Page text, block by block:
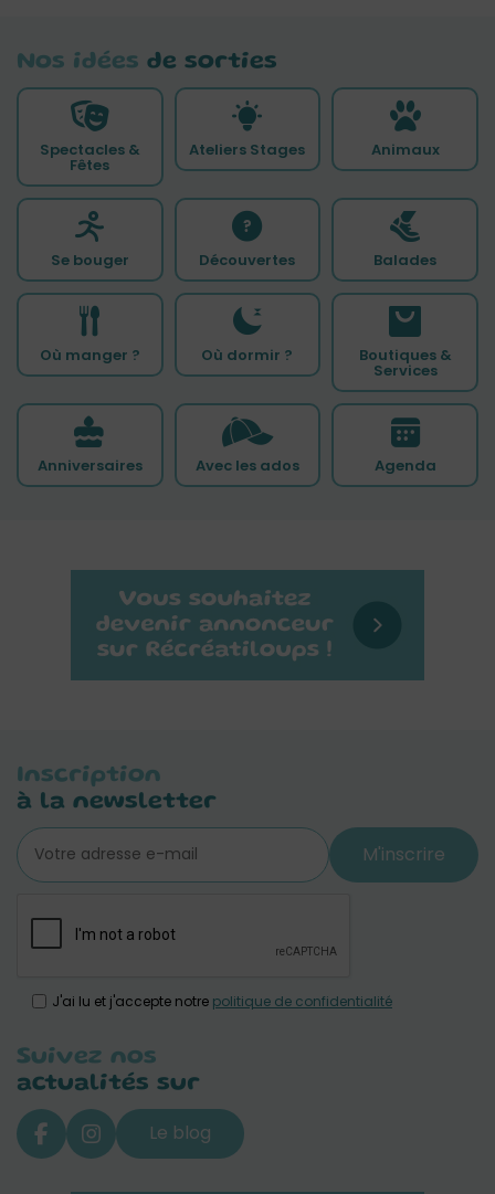
Nos idées de sorties
Spectacles &
Fêtes
Ateliers Stages Animaux
Se bouger Découvertes Balades
Où manger ? Où dormir ? Boutiques &
Services
Anniversaires Avec les ados Agenda
Inscription
à la newsletter
M'inscrire
J'ai lu et j'accepte notre politique de confidentialité
Suivez nos
actualités sur
Le blog